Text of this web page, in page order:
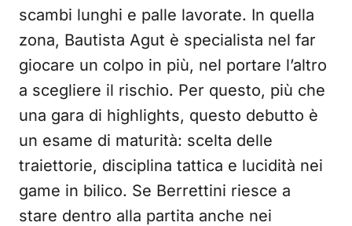
scambi lunghi e palle lavorate. In quella
zona, Bautista Agut è specialista nel far
giocare un colpo in più, nel portare l’altro
a scegliere il rischio. Per questo, più che
una gara di highlights, questo debutto è
un esame di maturità: scelta delle
traiettorie, disciplina tattica e lucidità nei
game in bilico. Se Berrettini riesce a
stare dentro alla partita anche nei